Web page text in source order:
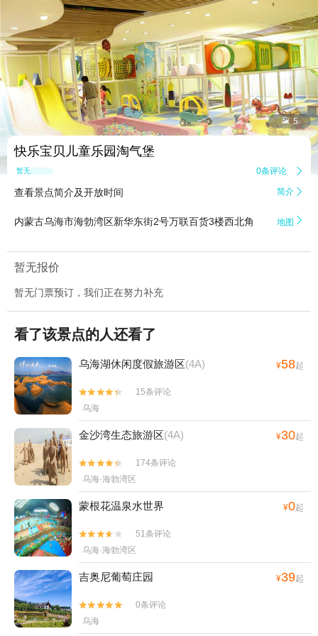
 5
快乐宝贝儿童乐园淘气堡
暂无点评 0条评论 
查看景点简介及开放时间 简介 
内蒙古乌海市海勃湾区新华东街2号万联百货3楼西北角 地图 
暂无报价
暂无门票预订，我们正在努力补充
看了该景点的人还看了
乌海湖休闲度假旅游区(4A) ¥58起


15条评论
乌海
金沙湾生态旅游区(4A) ¥30起


174条评论
乌海·海勃湾区
蒙根花温泉水世界 ¥0起


51条评论
乌海·海勃湾区
吉奥尼葡萄庄园 ¥39起


0条评论
乌海